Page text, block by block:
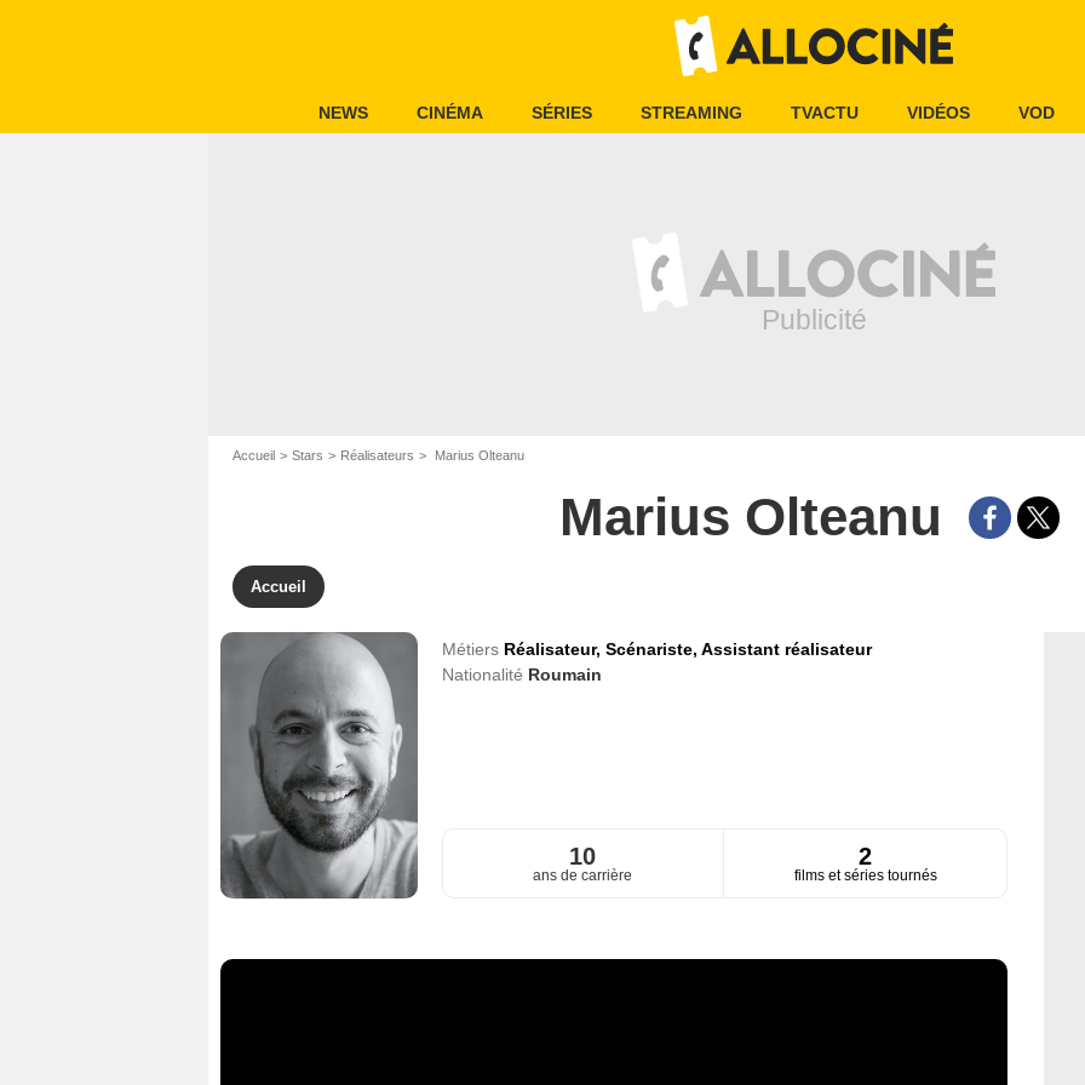
NEWS CINÉMA SÉRIES STREAMING TVACTU VIDÉOS VOD
Accueil Stars Réalisateurs Marius Olteanu
Marius Olteanu
Accueil
Métiers Réalisateur, Scénariste, Assistant réalisateur
Nationalité Roumain
10
ans de carrière
2
films et séries tournés